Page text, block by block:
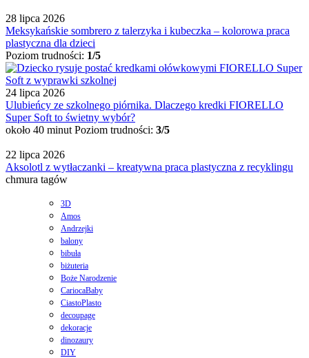
28 lipca 2026
Meksykańskie sombrero z talerzyka i kubeczka – kolorowa praca
plastyczna dla dzieci
Poziom trudności: 1/5
24 lipca 2026
Ulubieńcy ze szkolnego piórnika. Dlaczego kredki FIORELLO
Super Soft to świetny wybór?
około 40 minut Poziom trudności: 3/5
22 lipca 2026
Aksolotl z wytłaczanki – kreatywna praca plastyczna z recyklingu
chmura tagów
3D
Amos
Andrzejki
balony
bibuła
biżuteria
Boże Narodzenie
CariocaBaby
CiastoPlasto
decoupage
dekoracje
dinozaury
DIY